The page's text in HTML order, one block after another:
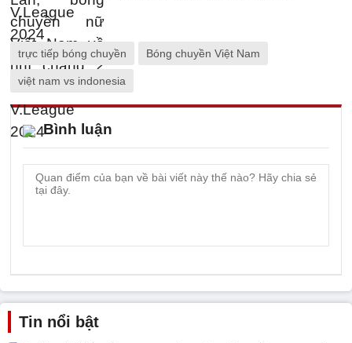
trực tiếp bóng chuyền Bóng chuyền Việt Nam
việt nam vs indonesia
Bình luận
Tin nổi bật